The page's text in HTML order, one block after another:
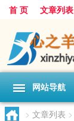
首 页 文章列表
网站导航
> 文章列表 >